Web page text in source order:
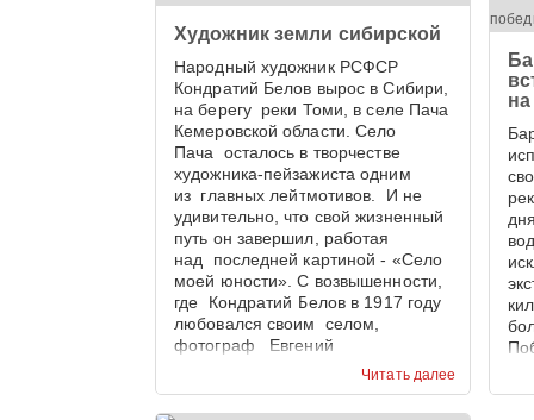
Читать далее
Художник земли сибирской
Народный художник РСФСР
Кондратий Белов вырос в Сибири,
на берегу реки Томи, в селе Пача
Кемеровской области. Село
Пача осталось в творчестве
художника-пейзажиста одним
из главных лейтмотивов. И не
удивительно, что свой жизненный
путь он завершил, работая
над последней картиной - «Село
моей юности». С возвышенности,
где Кондратий Белов в 1917 году
любовался своим селом,
фотограф Евгений
Тамбовцев запечатлел панораму
приходиться признать, что 100 лет